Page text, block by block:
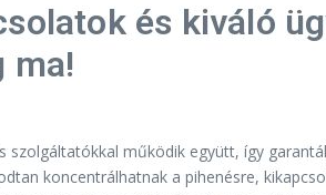
és kiváló
ma!
szolgáltatókkal működik együtt, így
koncentrálhatnak a pihenésre,